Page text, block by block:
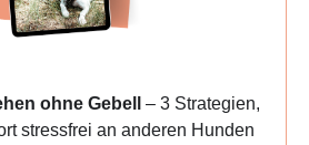
ohne Gebell – 3 Strategien,
stressfrei an anderen Hunden